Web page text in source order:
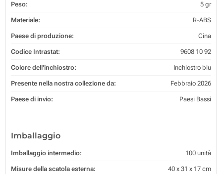
Peso: 5 gr
Materiale: R-ABS
Paese di produzione: Cina
Codice Intrastat: 9608 10 92
Colore dell'inchiostro: Inchiostro blu
Presente nella nostra collezione da: Febbraio 2026
Paese di invio: Paesi Bassi
Imballaggio
Imballaggio intermedio: 100 unità
Misure della scatola esterna: 40 x 31 x 17 cm